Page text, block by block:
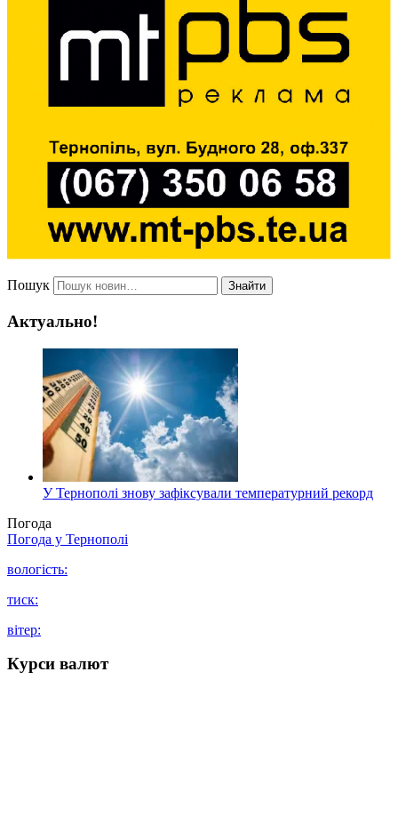
Пошук Знайти
Актуально!
У Тернополі знову зафіксували температурний рекорд
Погода
Погода у Тернополі
вологість:
тиск:
вітер:
Курси валют